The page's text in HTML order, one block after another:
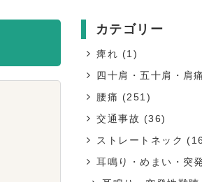
カテゴリー
痺れ (1)
四十肩・五十肩・肩痛
腰痛 (251)
交通事故 (36)
ストレートネック
耳鳴り・めまい・突